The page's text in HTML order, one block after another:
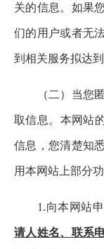
关的信息。如果
们的用户或者无
到相关服务拟达到
（二）当您匿
取信息。本网站
信息，您清楚知
用本网站上部分
1.向本网站申
请人姓名、联系